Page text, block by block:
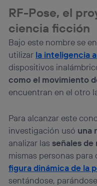
RF-Pose, el
ciencia ficción
Bajo este nombre se
utilizar la inteligencia
dispositivos
como el movimiento
encuentran en el otro
Para alcanzar este
investigación usó una
analizar lasseñales de
mismas personas
figura dinámica de la
sentándose,
consienta el uso de la
identificador.
Si utilizas una
el marketing o
actividades de
que hayan dado su
Si utilizas
datos
personalizado, ya
navegación del
“Administrar Utiq” en la
visitando el
portal de
(“consenthub”). Para
la política de